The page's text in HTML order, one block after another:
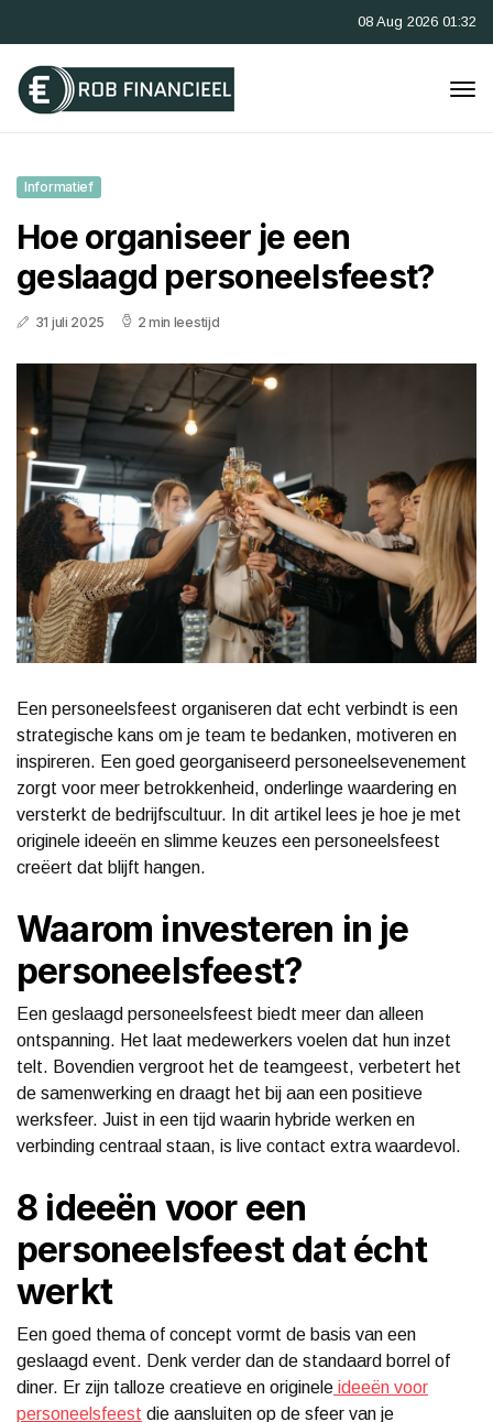
08 Aug 2026 01:32
Informatief
Hoe organiseer je een
geslaagd personeelsfeest?
31 juli 2025 2 min leestijd
Een personeelsfeest organiseren dat echt verbindt is een
strategische kans om je team te bedanken, motiveren en
inspireren. Een goed georganiseerd personeelsevenement
zorgt voor meer betrokkenheid, onderlinge waardering en
versterkt de bedrijfscultuur. In dit artikel lees je hoe je met
originele ideeën en slimme keuzes een personeelsfeest
creëert dat blijft hangen.
Waarom investeren in je
personeelsfeest?
Een geslaagd personeelsfeest biedt meer dan alleen
ontspanning. Het laat medewerkers voelen dat hun inzet
telt. Bovendien vergroot het de teamgeest, verbetert het
de samenwerking en draagt het bij aan een positieve
werksfeer. Juist in een tijd waarin hybride werken en
verbinding centraal staan, is live contact extra waardevol.
8 ideeën voor een
personeelsfeest dat écht
werkt
Een goed thema of concept vormt de basis van een
geslaagd event. Denk verder dan de standaard borrel of
diner. Er zijn talloze creatieve en originele ideeën voor
personeelsfeest die aansluiten op de sfeer van je